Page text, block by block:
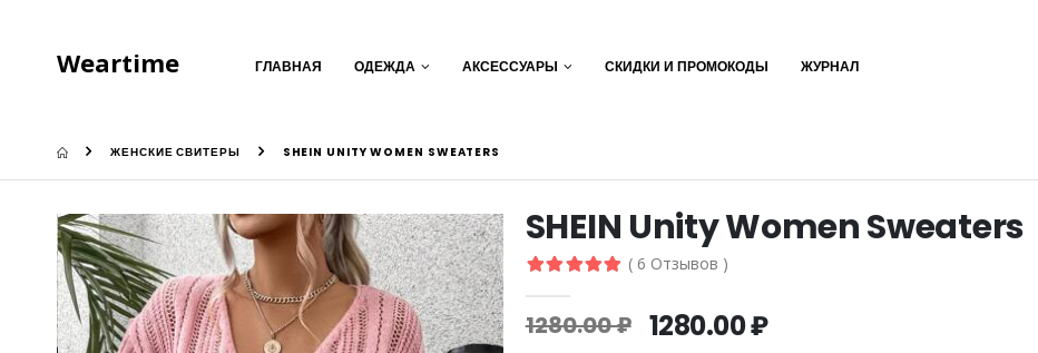
Weartime ГЛАВНАЯ ОДЕЖДА АКСЕССУАРЫ СКИДКИ И ПРОМОКОДЫ ЖУРНАЛ
ЖЕНСКИЕ СВИТЕРЫ SHEIN UNITY WOMEN SWEATERS
SHEIN Unity Women Sweaters
( 6 Отзывов )
1280.00 ₽ 1280.00 ₽